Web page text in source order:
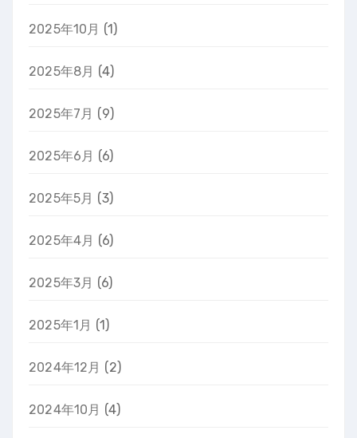
2025年10月 (1)
2025年8月 (4)
2025年7月 (9)
2025年6月 (6)
2025年5月 (3)
2025年4月 (6)
2025年3月 (6)
2025年1月 (1)
2024年12月 (2)
2024年10月 (4)